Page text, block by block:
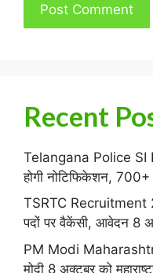
Recent
Telangana Police SI
होगी नोटिफिकेशन, 700+
TSRTC Recruitment
पदों पर वैकेंसी, आवेदन 8
PM Modi
मोदी 8 अक्टूबर को